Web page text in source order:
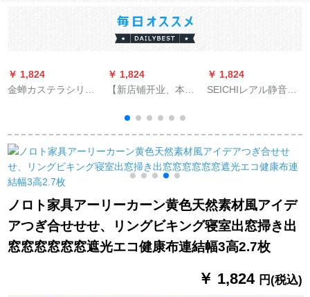
￥ 1,824
金蝉カステラシリー
リーズ既制カーリン
グリングのテーリン
グリングリングリン
グリングのテーリン
グリングリングリン
グリングリングリン
グは何ですか？
￥ 1,824
【新店铺开业、本冲
完全遮光ブオーダ遮
光テーン遮光既制カ
ーターテーン生の寝
室リビングUVカータ
ー断热ベトナイト厚
い手暗号高强度完全
遮光布(狭帯送りフ
ル)2.2幅
￥ 1,824
SEICHIレアル静音厚
テ-ンを揃えることが
できます。
ノロト家具アーリーカーン黄色天然素材風アイデ
アつぎ合せせせ、リングビキング寝室出窓掃き出
窓窓窓窓窓窓遮光エコ健康布連結幅3高2.7枚
￥ 1,824 円(税込)